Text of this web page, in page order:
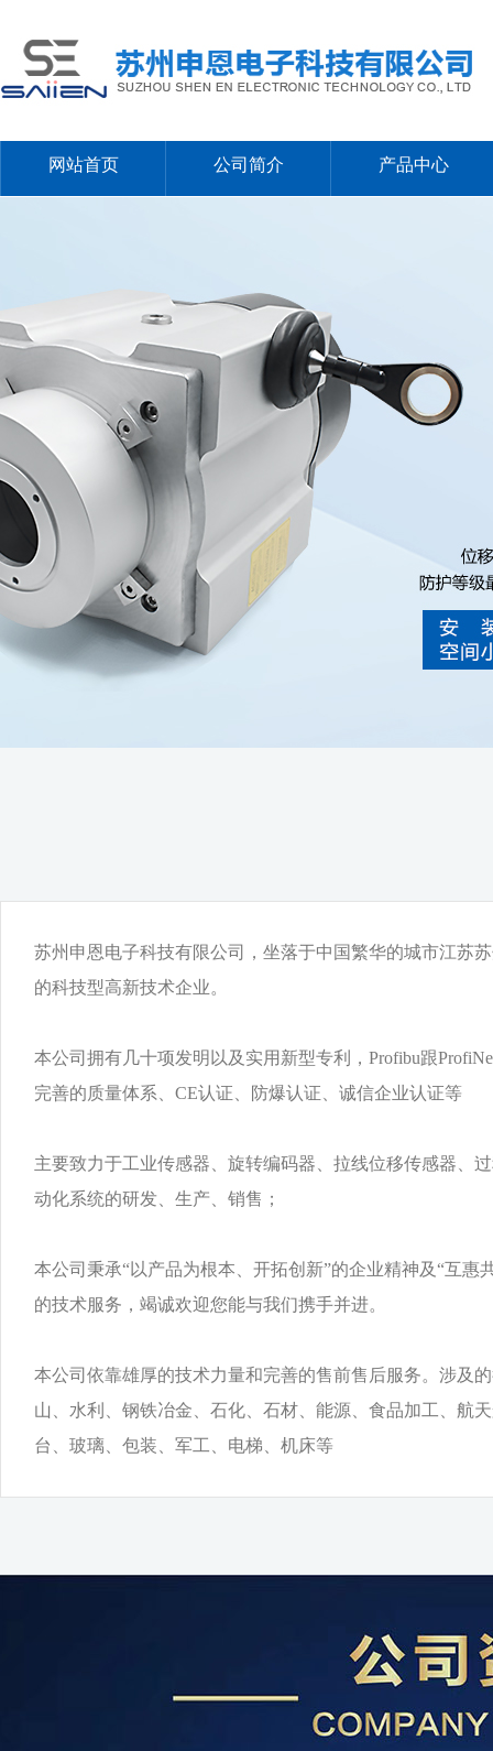
网站首页 公司简介 产品中心
苏州申恩电子科技有限公司，坐落于中国繁华的城市江苏
的科技型高新技术企业。
本公司拥有几十项发明以及实用新型专利，Profibu跟
完善的质量体系、CE认证、防爆认证、诚信企业认证等
主要致力于工业传感器、旋转编码器、拉线位移传感器、
动化系统的研发、生产、销售；
本公司秉承“以产品为根本、开拓创新”的企业精神及“互惠
的技术服务，竭诚欢迎您能与我们携手并进。
本公司依靠雄厚的技术力量和完善的售前售后服务。涉及
山、水利、钢铁冶金、石化、石材、能源、食品加工、航
台、玻璃、包装、军工、电梯、机床等